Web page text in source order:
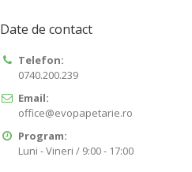
Date de contact
Telefon:
0740.200.239
Email:
office@evopapetarie.ro
Program:
Luni - Vineri / 9:00 - 17:00